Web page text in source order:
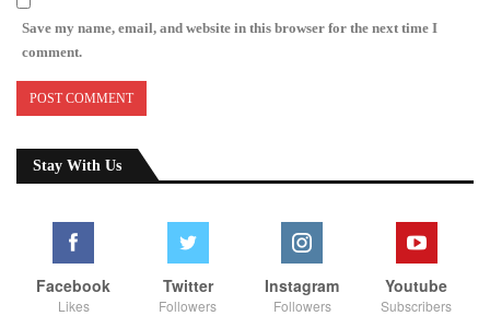
Save my name, email, and website in this browser for the next time I
comment.
Stay With Us
Facebook
Likes
Twitter
Followers
Instagram
Followers
Youtube
Subscribers